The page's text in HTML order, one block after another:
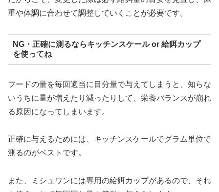
重や体調に合わせて調整していくことが必要です。
NG・正確に測るならキッチンスケール or 給餌カップ
を使ってね
フードの量を毎回適当に目分量で与えてしまうと、知らな
いうちに量が増えたり減ったりして、栄養バランスが崩れ
る原因になってしまいます。
正確に与えるためには、キッチンスケールでグラム単位で
測るのがベストです。
また、ミシュワンには専用の給餌カップがあるので、それ